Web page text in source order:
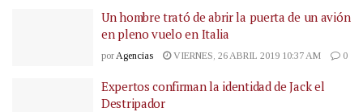
Un hombre trató de abrir la puerta de un avión
en pleno vuelo en Italia
por Agencias VIERNES, 26 ABRIL 2019 10:37 AM 0
Expertos confirman la identidad de Jack el
Destripador